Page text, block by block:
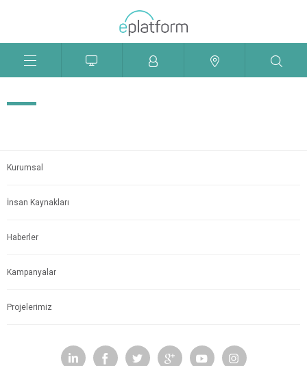
Aç
Kurumsal
İnsan Kaynakları
Haberler
Kampanyalar
Projelerimiz